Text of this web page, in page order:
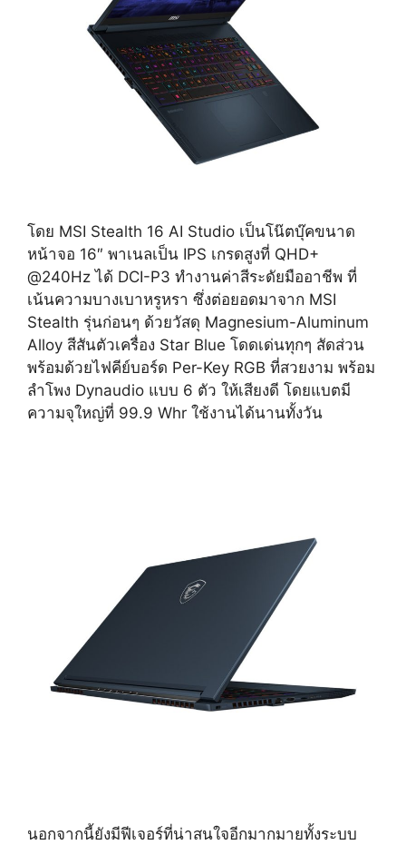
โดย MSI Stealth 16 AI Studio เป็นโน๊ตบุ๊คขนาด
หน้าจอ 16″ พาเนลเป็น IPS เกรดสูงที่ QHD+
@240Hz ได้ DCI-P3 ทำงานค่าสีระดัยมืออาชีพ ที่
เน้นความบางเบาหรูหรา ซึ่งต่อยอดมาจาก MSI
Stealth รุ่นก่อนๆ ด้วยวัสดุ Magnesium-Aluminum
Alloy สีสันตัวเครื่อง Star Blue โดดเด่นทุกๆ สัดส่วน
พร้อมด้วยไฟคีย์บอร์ด Per-Key RGB ที่สวยงาม พร้อม
ลำโพง Dynaudio แบบ 6 ตัว ให้เสียงดี โดยแบตมี
ความจุใหญ่ที่ 99.9 Whr ใช้งานได้นานทั้งวัน
นอกจากนี้ยังมีฟีเจอร์ที่น่าสนใจอีกมากมายทั้งระบบ